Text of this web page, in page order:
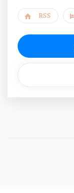
RSS